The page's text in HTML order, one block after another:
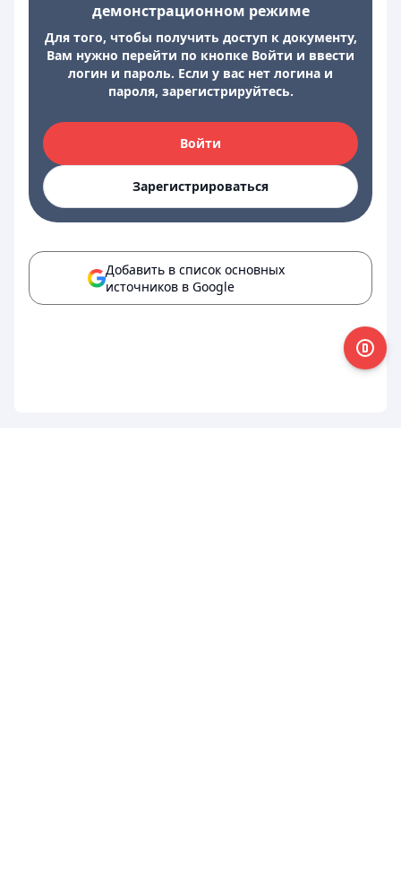
демонстрационном режиме
Для того, чтобы получить доступ к документу,
Вам нужно перейти по кнопке Войти и ввести
логин и пароль. Если у вас нет логина и
пароля, зарегистрируйтесь.
Войти
Зарегистрироваться
Добавить в список основных
источников в Google